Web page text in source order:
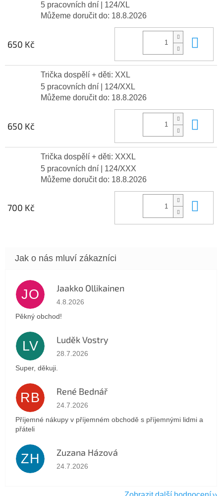
5 pracovních dní
| 124/XL
Můžeme doručit do: 18.8.2026
650 Kč
Trička dospělí + děti: XXL
5 pracovních dní
| 124/XXL
Můžeme doručit do: 18.8.2026
650 Kč
Trička dospělí + děti: XXXL
5 pracovních dní
| 124/XXX
Můžeme doručit do: 18.8.2026
700 Kč
JO Jaakko Ollikainen
Hodnocení obchodu je 5 z 5 hvězdiček.
4.8.2026
Pěkný obchod!
LV Luděk Vostry
Hodnocení obchodu je 5 z 5 hvězdiček.
28.7.2026
Super, děkuji.
RB René Bednář
Hodnocení obchodu je 5 z 5 hvězdiček.
24.7.2026
Příjemné nákupy v příjemném obchodě s příjemnými lidmi a
přáteli
ZH Zuzana Házová
Hodnocení obchodu je 5 z 5 hvězdiček.
24.7.2026